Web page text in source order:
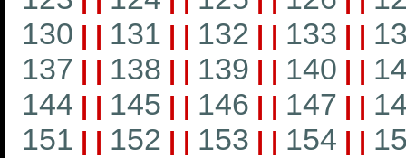
130 | | 131 | | 132 | | 133 | |
137 | | 138 | | 139 | | 140 | |
144 | | 145 | | 146 | | 147 | |
151 | | 152 | | 153 | | 154 | |